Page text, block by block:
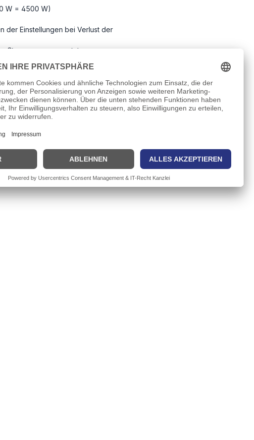
W = 4500 W)
der Einstellungen bei Verlust der
Stromversorgungsstatus
COTEK(Englisch; externer Link)